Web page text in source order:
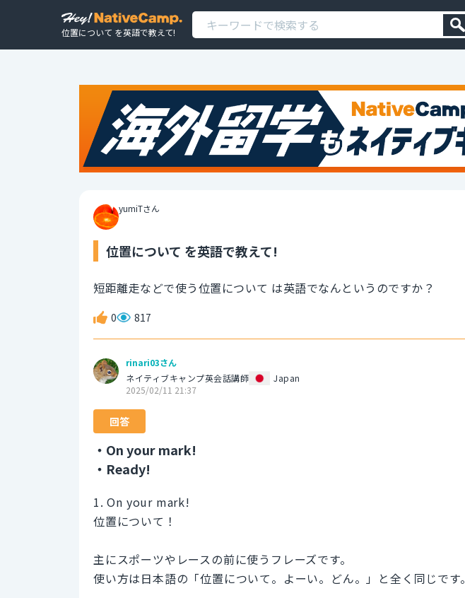
位置について を英語で教えて!
yumiTさん
位置について を英語で教えて!
短距離走などで使う位置について は英語でなんというのですか？
0 817
rinari03さん
ネイティブキャンプ英会話講師
Japan
2025/02/11 21:37
回答
・On your mark!
・Ready!
1. On your mark!
位置について！
主にスポーツやレースの前に使うフレーズです。
使い方は日本語の「位置について。よーい。どん。」と全く同じです。